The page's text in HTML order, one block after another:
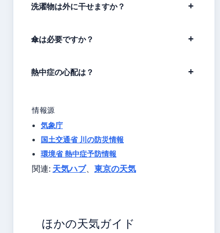
洗濯物は外に干せますか？
傘は必要ですか？
熱中症の心配は？
情報源
気象庁
国土交通省 川の防災情報
環境省 熱中症予防情報
関連: 天気ハブ、 東京の天気
ほかの天気ガイド